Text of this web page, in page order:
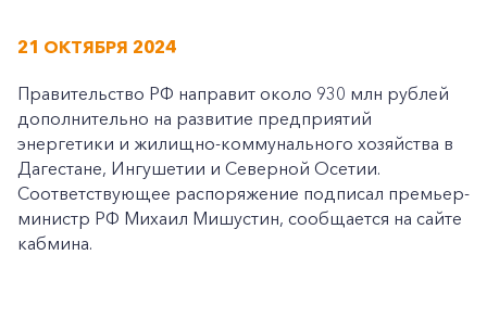
21 ОКТЯБРЯ 2024
Правительство РФ направит около 930 млн рублей
дополнительно на развитие предприятий
энергетики и жилищно-коммунального хозяйства в
Дагестане, Ингушетии и Северной Осетии.
Соответствующее распоряжение подписал премьер-
министр РФ Михаил Мишустин, сообщается на сайте
кабмина.